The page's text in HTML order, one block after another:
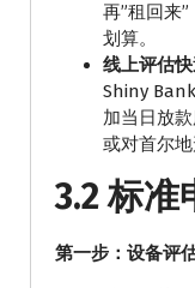
再”租回来
划算。
线上评估快
Shiny
加当日放
或对首尔地
3.2 标准
第一步：设备评